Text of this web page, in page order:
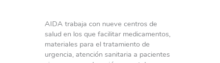
AIDA trabaja con nueve centros de
salud en los que facilitar medicamentos,
materiales para el tratamiento de
urgencia, atención sanitaria a pacientes